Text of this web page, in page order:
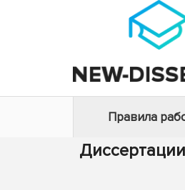
Правила